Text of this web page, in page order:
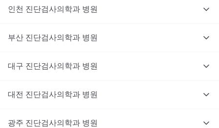
인천 진단검사의학과 병원
부산 진단검사의학과 병원
대구 진단검사의학과 병원
대전 진단검사의학과 병원
광주 진단검사의학과 병원